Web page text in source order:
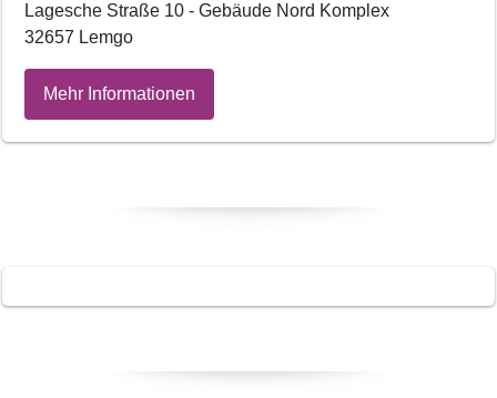
Lagesche Straße 10 - Gebäude Nord Komplex
32657 Lemgo
Mehr Informationen